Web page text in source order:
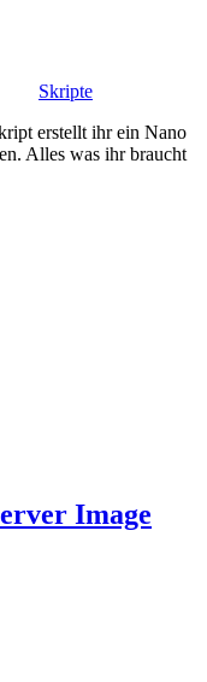
Skripte
erstellt ihr ein Nano
Alles was ihr braucht
Image